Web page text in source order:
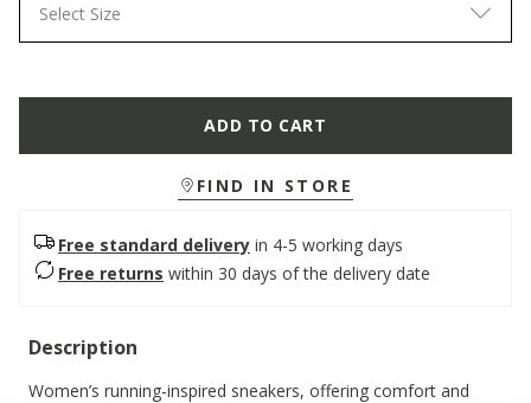
Select Size
ADD TO CART
FIND IN STORE
Free standard delivery in 4-5 working days
Free returns within 30 days of the delivery date
Description
Women’s running-inspired sneakers, offering comfort and